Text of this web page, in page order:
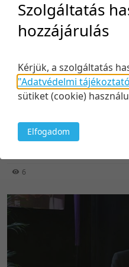
Juttatások újratervezése
Közreműködők:
6
Szolgáltatás
hozzájárulás
Kérjük, a szolgáltatás
"Adatvédelmi
sütiket (cookie)
Elfogadom